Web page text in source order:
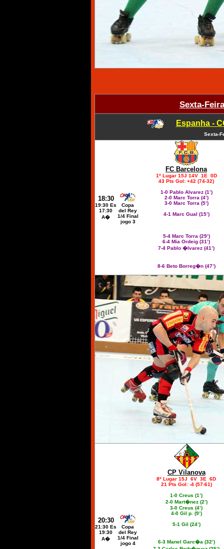
Sexta-
Espanha -
Sexta-
18:30
19:30 Es
17:30
A�
Copa
del Rey
1/4 Final
jogo 3
FC Barcelona
1º Lugar 15J 14V 1E 0D
43 Pts Gol: +42 (74-32)
1-0 Pablo Alvarez (1’)
2-0 Marc Torra (4’)
3-0 Marc Torra (5’)
4-1 Marc Gual (15’)
5-4 Marc Torra (29’)
6-4 Mia Ordeig (31’)
7-4 Pablo �lvarez (41’)
8-6 Beto Borreg�n (47’)
20:30
21 :30 Es
19:30
A�
Copa
del Rey
1/4 Final
jogo 4
CP Vilanova
8º Lugar 15J 6V 3E 6D
21 Pts Gol: -4 (57-61)
1-0 Creus (1’)
2-0 Mart�nez (2’)
3-0 Creus (4’)
4-0 Gil p. (9’)
5-1 Gil (24’)
6-3 Manel Garc�a (32’)